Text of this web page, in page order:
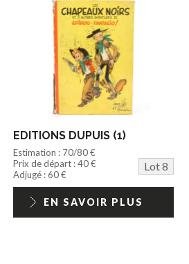
EDITIONS DUPUIS (1)
Estimation : 70/80 €
Prix de départ : 40 €
Lot 8
Adjugé : 60 €
EN SAVOIR PLUS